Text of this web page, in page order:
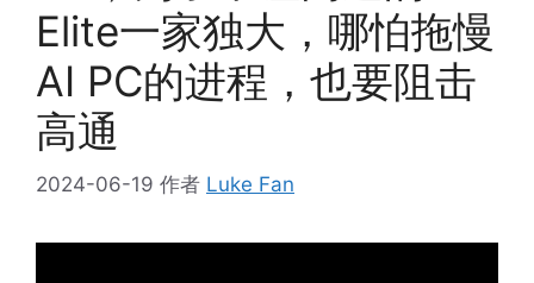
Elite一家独大，哪怕拖慢
AI PC的进程，也要阻击
高通
2024-06-19 作者 Luke Fan